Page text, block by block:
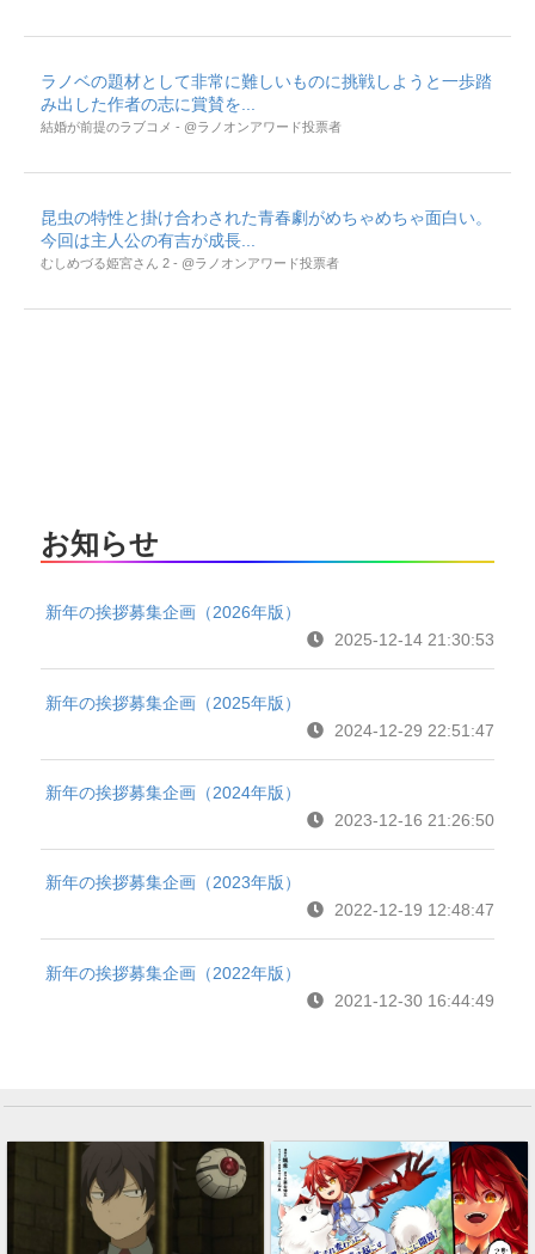
ラノベの題材として非常に難しいものに挑戦しようと一歩踏
み出した作者の志に賞賛を...
結婚が前提のラブコメ - @ラノオンアワード投票者
昆虫の特性と掛け合わされた青春劇がめちゃめちゃ面白い。
今回は主人公の有吉が成長...
むしめづる姫宮さん 2 - @ラノオンアワード投票者
お知らせ
新年の挨拶募集企画（2026年版）
2025-12-14 21:30:53
新年の挨拶募集企画（2025年版）
2024-12-29 22:51:47
新年の挨拶募集企画（2024年版）
2023-12-16 21:26:50
新年の挨拶募集企画（2023年版）
2022-12-19 12:48:47
新年の挨拶募集企画（2022年版）
2021-12-30 16:44:49